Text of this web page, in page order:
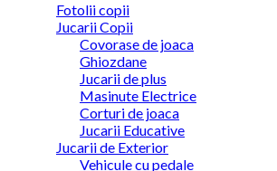
Fotolii copii
Jucarii Copii
Covorase de joaca
Ghiozdane
Jucarii de plus
Masinute Electrice
Corturi de joaca
Jucarii Educative
Jucarii de Exterior
Vehicule cu pedale